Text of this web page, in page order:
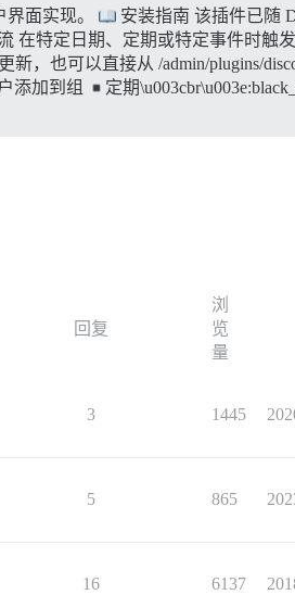
面实现。
安装指南 该插件已随
在特定日期、定期或特定事件时触
，也可以直接从 /admin/plugins/
添加到组
定期
回复
浏
览
量
3 1445
5 865
16 6137